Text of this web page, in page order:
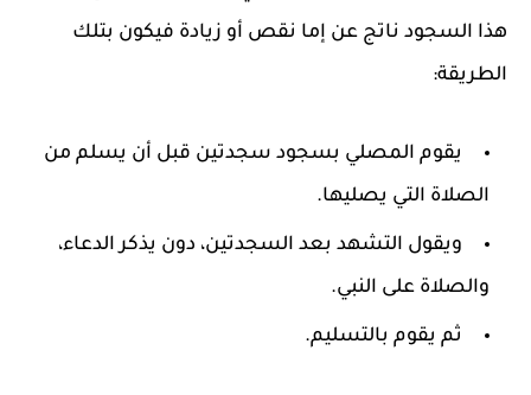
هذا السجود ناتج عن إما نقص أو زيادة فيكون بتلك
الطريقة:
يقوم المصلي بسجود سجدتين قبل أن يسلم من
الصلاة التي يصليها.
ويقول التشهد بعد السجدتين، دون يذكر الدعاء،
والصلاة على النبي.
ثم يقوم بالتسليم.